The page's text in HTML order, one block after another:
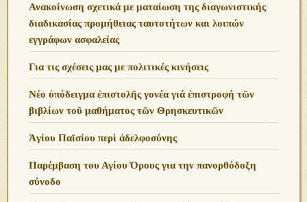
Ανακοίνωση σχετικά με ματαίωση της διαγωνιστικής
διαδικασίας προμήθειας ταυτοτήτων και λοιπών
εγγράφων ασφαλείας
Για τις σχέσεις μας με πολιτικές κινήσεις
Νέο ὑπόδειγμα ἐπιστολῆς γονέα γιά ἐπιστροφή τῶν
βιβλίων τοῦ μαθήματος τῶν Θρησκευτικῶν
Ἁγίου Παϊσίου περὶ ἀδελφοσύνης
Παρέμβαση του Αγίου Όρους για την πανορθόδοξη
σύνοδο